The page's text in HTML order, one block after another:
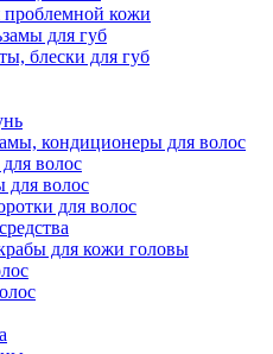
проблемной кожи
для губ
блески для губ
кондиционеры для волос
волос
для волос
для волос
для кожи головы